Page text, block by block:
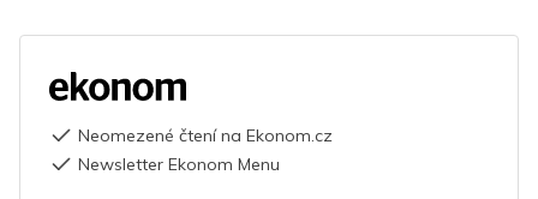
Neomezené čtení na Ekonom.cz
Newsletter Ekonom Menu